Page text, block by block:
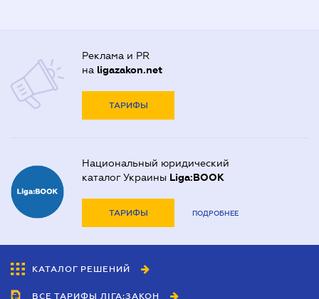
Реклама и PR
на ligazakon.net
ТАРИФЫ
Национальный юридический
каталог Украины Liga:BOOK
ТАРИФЫ ПОДРОБНЕЕ
КАТАЛОГ РЕШЕНИЙ
ВСЕ ТАРИФЫ ЛІГА:ЗАКОН